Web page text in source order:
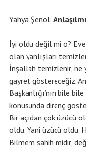
Yahya Şenol:
İyi oldu değil mi o?
olan yanlışları
İnşallah temizlenir, ne
gayret göstereceğiz.
Başkanlığı’nın bile
konusunda direnç
Bir açıdan çok üzücü
oldu. Yani üzücü oldu.
Bilmem sahih midir,